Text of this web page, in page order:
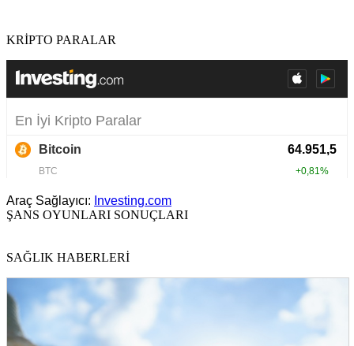
KRİPTO PARALAR
Araç Sağlayıcı: Investing.com
ŞANS OYUNLARI SONUÇLARI
SAĞLIK HABERLERİ